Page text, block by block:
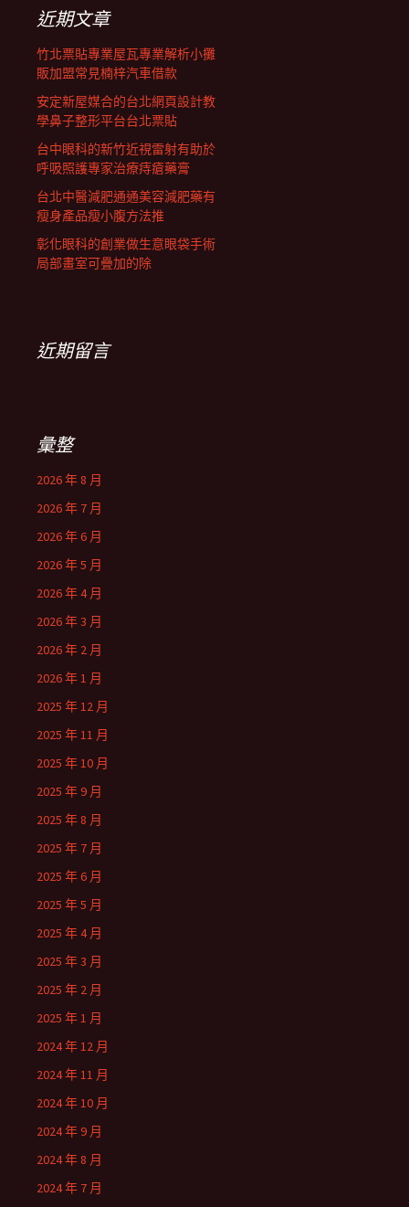
近期文章
竹北票貼專業屋瓦專業解析小攤
販加盟常見楠梓汽車借款
安定新屋媒合的台北網頁設計教
學鼻子整形平台台北票貼
台中眼科的新竹近視雷射有助於
呼吸照護專家治療痔瘡藥膏
台北中醫減肥通通美容減肥藥有
瘦身產品瘦小腹方法推
彰化眼科的創業做生意眼袋手術
局部畫室可疊加的除
近期留言
彙整
2026 年 8 月
2026 年 7 月
2026 年 6 月
2026 年 5 月
2026 年 4 月
2026 年 3 月
2026 年 2 月
2026 年 1 月
2025 年 12 月
2025 年 11 月
2025 年 10 月
2025 年 9 月
2025 年 8 月
2025 年 7 月
2025 年 6 月
2025 年 5 月
2025 年 4 月
2025 年 3 月
2025 年 2 月
2025 年 1 月
2024 年 12 月
2024 年 11 月
2024 年 10 月
2024 年 9 月
2024 年 8 月
2024 年 7 月